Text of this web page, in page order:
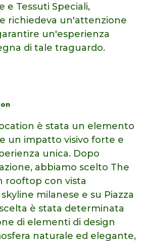
e Tessuti Speciali,
richiedeva un'attenzione
un'esperienza
di tale traguardo.
è stata un elemento
un impatto visivo forte e
unica. Dopo
abbiamo scelto The
rooftop con vista
milanese e su Piazza
è stata determinata
di elementi di design
naturale ed elegante,